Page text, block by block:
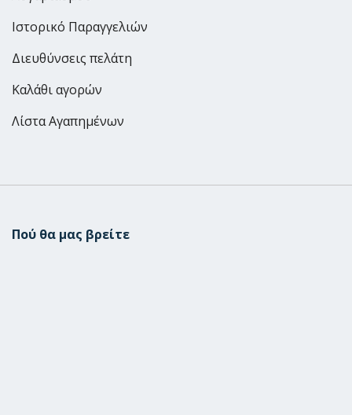
Ιστορικό Παραγγελιών
Διευθύνσεις πελάτη
Καλάθι αγορών
Λίστα Αγαπημένων
Πού θα μας βρείτε